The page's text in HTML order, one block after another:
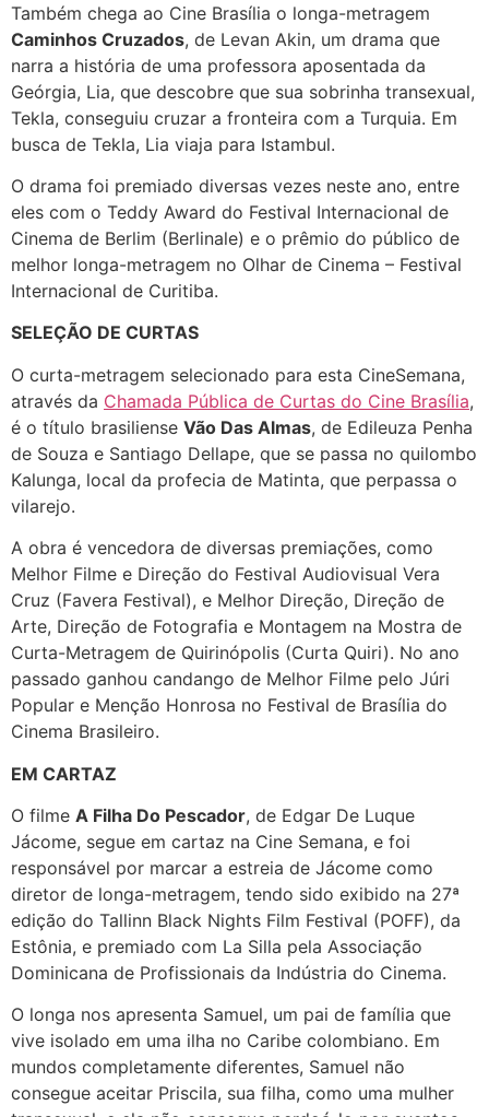
Também chega ao Cine Brasília o longa-metragem
Caminhos Cruzados, de Levan Akin, um drama que
narra a história de uma professora aposentada da
Geórgia, Lia, que descobre que sua sobrinha transexual,
Tekla, conseguiu cruzar a fronteira com a Turquia. Em
busca de Tekla, Lia viaja para Istambul.
O drama foi premiado diversas vezes neste ano, entre
eles com o Teddy Award do Festival Internacional de
Cinema de Berlim (Berlinale) e o prêmio do público de
melhor longa-metragem no Olhar de Cinema – Festival
Internacional de Curitiba.
SELEÇÃO DE CURTAS
O curta-metragem selecionado para esta CineSemana,
através da Chamada Pública de Curtas do Cine Brasília,
é o título brasiliense Vão Das Almas, de Edileuza Penha
de Souza e Santiago Dellape, que se passa no quilombo
Kalunga, local da profecia de Matinta, que perpassa o
vilarejo.
A obra é vencedora de diversas premiações, como
Melhor Filme e Direção do Festival Audiovisual Vera
Cruz (Favera Festival), e Melhor Direção, Direção de
Arte, Direção de Fotografia e Montagem na Mostra de
Curta-Metragem de Quirinópolis (Curta Quiri). No ano
passado ganhou candango de Melhor Filme pelo Júri
Popular e Menção Honrosa no Festival de Brasília do
Cinema Brasileiro.
EM CARTAZ
O filme A Filha Do Pescador, de Edgar De Luque
Jácome, segue em cartaz na Cine Semana, e foi
responsável por marcar a estreia de Jácome como
diretor de longa-metragem, tendo sido exibido na 27ª
edição do Tallinn Black Nights Film Festival (POFF), da
Estônia, e premiado com La Silla pela Associação
Dominicana de Profissionais da Indústria do Cinema.
O longa nos apresenta Samuel, um pai de família que
vive isolado em uma ilha no Caribe colombiano. Em
mundos completamente diferentes, Samuel não
consegue aceitar Priscila, sua filha, como uma mulher